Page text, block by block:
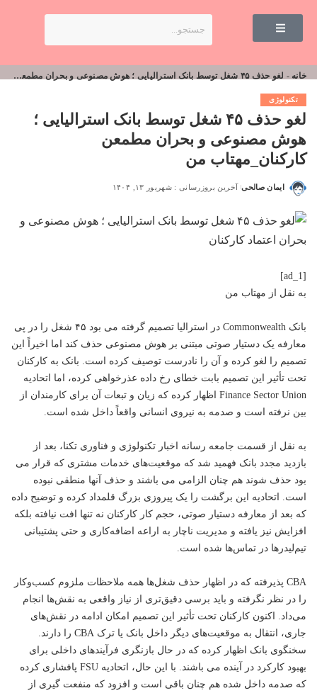
خانه - لغو حذف ۴۵ شغل توسط بانک استرالیایی ؛ هوش مصنوعی و بحران مطمعن کارکنان_مهتاب من
تکنولوژی
لغو حذف ۴۵ شغل توسط بانک استرالیایی ؛
هوش مصنوعی و بحران مطمعن
کارکنان_مهتاب من
ایمان صالحی آخرین بروزرسانی : شهریور ۱۳, ۱۴۰۴
[ad_1]
به نقل از مهتاب من
بانک Commonwealth در استرالیا تصمیم گرفته می بود ۴۵ شغل را در پی
معارفه یک دستیار صوتی مبتنی بر هوش مصنوعی حذف کند اما اخیراً این
تصمیم را لغو کرده و آن را نادرست توصیف کرده است. بانک به کارکنان
تحت تأثیر این تصمیم بابت خطای رخ داده عذرخواهی کرده، اما اتحادیه
Finance Sector Union اظهار کرده که زیان و تبعات آن برای کارمندان از
بین نرفته است و صدمه به نیروی انسانی واقعاً داخل شده است.
به نقل از قسمت جامعه رسانه اخبار تکنولوژی و فناوری تکنا، بعد از
بازدید مجدد بانک فهمید شد که موقعیت‌های خدمات مشتری که قرار می
بود حذف شوند هم چنان الزامی می باشند و حذف آنها منطقی نبوده
است. اتحادیه این برگشت را یک پیروزی بزرگ قلمداد کرده و توضیح داده
که بعد از معارفه دستیار صوتی، حجم کار کارکنان نه تنها افت نیافته بلکه
افزایش نیز یافته و مدیریت ناچار به اراعه اضافه‌کاری و حتی پشتیبانی
تیم‌لیدرها در تماس‌ها شده است.
CBA پذیرفته که در اظهار حذف شغل‌ها همه ملاحظات ملزوم کسب‌وکار
را در نظر نگرفته و باید برسی دقیق‌تری از نیاز واقعی به نقش‌ها انجام
می‌داد. اکنون کارکنان تحت تأثیر این تصمیم امکان ادامه در نقش‌های
جاری، انتقال به موقعیت‌های دیگر داخل بانک یا ترک CBA را دارند.
سخنگوی بانک اظهار کرده که در حال بازنگری فرآیندهای داخلی برای
بهبود کارکرد در آینده می باشند. با این حال، اتحادیه FSU پافشاری کرده
که صدمه داخل شده هم چنان باقی است و افزود که منفعت گیری از